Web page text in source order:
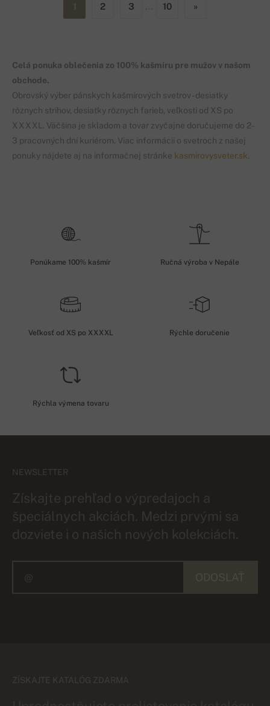
2 3 10 »
Celá ponuka oblečenia zo 100% kašmíru pre mužov v našom
obchode.
Obrovský výber pánskych kašmírových svetrov - desiatky
rôznych strihov, desiatky rôznych farieb, veľkosti od XS po
XXXXL. Väčšina je skladom a tovar zvyčajne doručujeme do 2-
3 pracovných dní kuriérom. Viac informácii o svetroch z našej
ponuky nájdete aj na informačnej stránke kasmirovysveter.sk
Ponúkame 100% kašmír Ručná výroba v Nepále
Veľkosť od XS po XXXXL Rýchle doručenie
Rýchla výmena tovaru
NEWSLETTER
Získajte prehľad o výpredajoch a
špeciálnych akciách. Medzi prvými sa
dozviete i o našich nových kolekciách.
ZÍSKAJTE KATALÓG ZDARMA